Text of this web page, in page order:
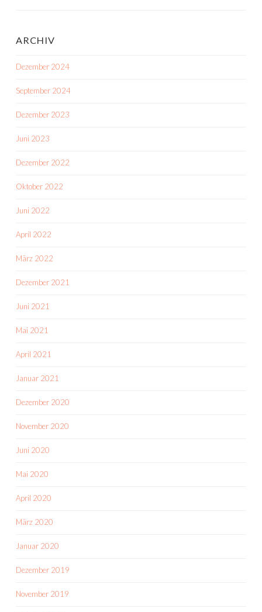
ARCHIV
Dezember 2024
September 2024
Dezember 2023
Juni 2023
Dezember 2022
Oktober 2022
Juni 2022
April 2022
März 2022
Dezember 2021
Juni 2021
Mai 2021
April 2021
Januar 2021
Dezember 2020
November 2020
Juni 2020
Mai 2020
April 2020
März 2020
Januar 2020
Dezember 2019
November 2019